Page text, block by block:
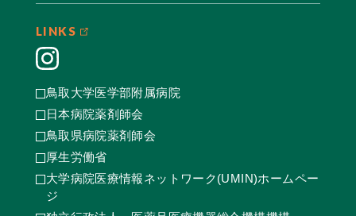
LINKS
鳥取大学医学部附属病院
日本病院薬剤師会
鳥取県病院薬剤師会
厚生労働省
大学病院医療情報ネットワーク(UMIN)ホームペー
ジ